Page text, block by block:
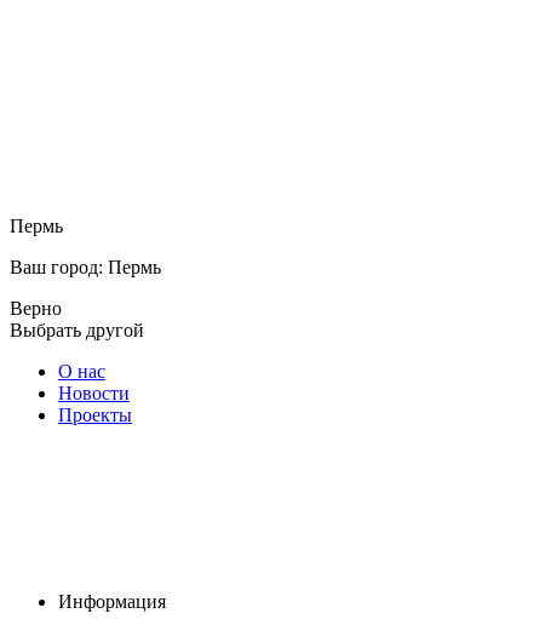
Пермь
Ваш город: Пермь
Верно
Выбрать другой
О нас
Новости
Проекты
Информация